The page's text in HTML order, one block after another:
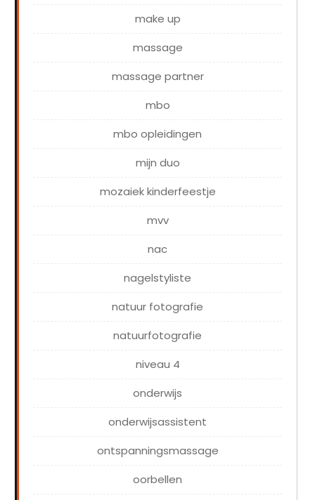
make up
massage
massage partner
mbo
mbo opleidingen
mijn duo
mozaiek kinderfeestje
mvv
nac
nagelstyliste
natuur fotografie
natuurfotografie
niveau 4
onderwijs
onderwijsassistent
ontspanningsmassage
oorbellen